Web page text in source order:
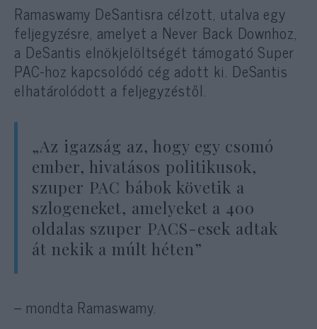
Ramaswamy DeSantisra célzott, utalva egy
feljegyzésre, amelyet a Never Back Downhoz,
a DeSantis elnökjelöltségét támogató Super
PAC-hoz kapcsolódó cég adott ki. DeSantis
elhatárolódott a feljegyzéstől.
„Az igazság az, hogy egy csomó
ember, hivatásos politikusok,
szuper PAC bábok követik a
szlogeneket, amelyeket a 400
oldalas szuper PACS-esek adtak
át nekik a múlt héten”
– mondta Ramaswamy.